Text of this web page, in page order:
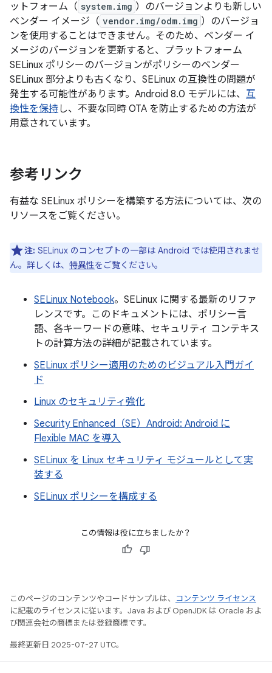
ットフォーム（ system.img ）のバージョンよりも新しい
ベンダー イメージ（ vendor.img/odm.img ）のバージョ
ンを使用することはできません。そのため、ベンダー イ
メージのバージョンを更新すると、プラットフォーム
SELinux ポリシーのバージョンがポリシーのベンダー
SELinux 部分よりも古くなり、SELinux の互換性の問題が
発生する可能性があります。Android 8.0 モデルには、 互
換性を保持し、不要な同時 OTA を防止するための方法が
用意されています。
参考リンク
有益な SELinux ポリシーを構築する方法については、次の
リソースをご覧ください。
注: SELinux のコンセプトの一部は Android では使用されませ
ん。詳しくは、 特異性をご覧ください。
SELinux Notebook。SELinux に関する最新のリファ
レンスです。このドキュメントには、ポリシー言
語、各キーワードの意味、セキュリティ コンテキス
トの計算方法の詳細が記載されています。
SELinux ポリシー適用のためのビジュアル入門ガイ
ド
Linux のセキュリティ強化
Security Enhanced（SE）Android: Android に
Flexible MAC を導入
SELinux を Linux セキュリティ モジュールとして実
装する
SELinux ポリシーを構成する
この情報は役に立ちましたか？
このページのコンテンツやコードサンプルは、
コンテンツ ライセンス
に記載のライセンスに従います。Java および OpenJDK は Oracle およ
び関連会社の商標または登録商標です。
最終更新日 2025-07-27 UTC。